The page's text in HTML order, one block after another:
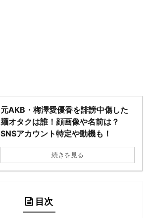
元AKB・梅澤愛優香を誹謗中傷した
麺オタクは誰！顔画像や名前は？
SNSアカウント特定や動機も！
続きを見る
目次